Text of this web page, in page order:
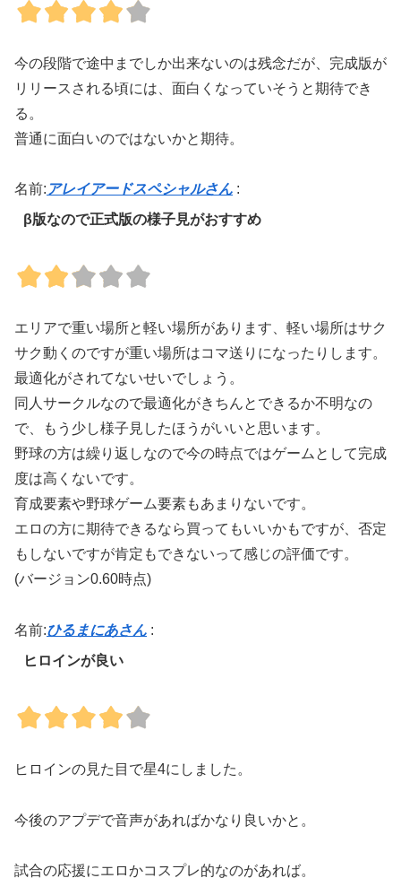
今の段階で途中までしか出来ないのは残念だが、完成版が
リリースされる頃には、面白くなっていそうと期待でき
る。
普通に面白いのではないかと期待。
名前:アレイアードスペシャルさん :
β版なので正式版の様子見がおすすめ
エリアで重い場所と軽い場所があります、軽い場所はサク
サク動くのですが重い場所はコマ送りになったりします。
最適化がされてないせいでしょう。
同人サークルなので最適化がきちんとできるか不明なの
で、もう少し様子見したほうがいいと思います。
野球の方は繰り返しなので今の時点ではゲームとして完成
度は高くないです。
育成要素や野球ゲーム要素もあまりないです。
エロの方に期待できるなら買ってもいいかもですが、否定
もしないですが肯定もできないって感じの評価です。
(バージョン0.60時点)
名前:ひるまにあさん :
ヒロインが良い
ヒロインの見た目で星4にしました。
今後のアプデで音声があればかなり良いかと。
試合の応援にエロかコスプレ的なのがあれば。